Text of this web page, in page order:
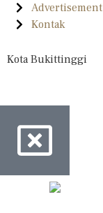
Advertisement
Kontak
Kota Bukittinggi